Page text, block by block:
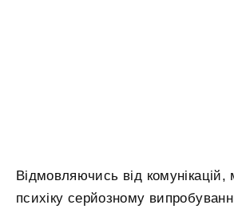
Відмовляючись від
психіку серйозному